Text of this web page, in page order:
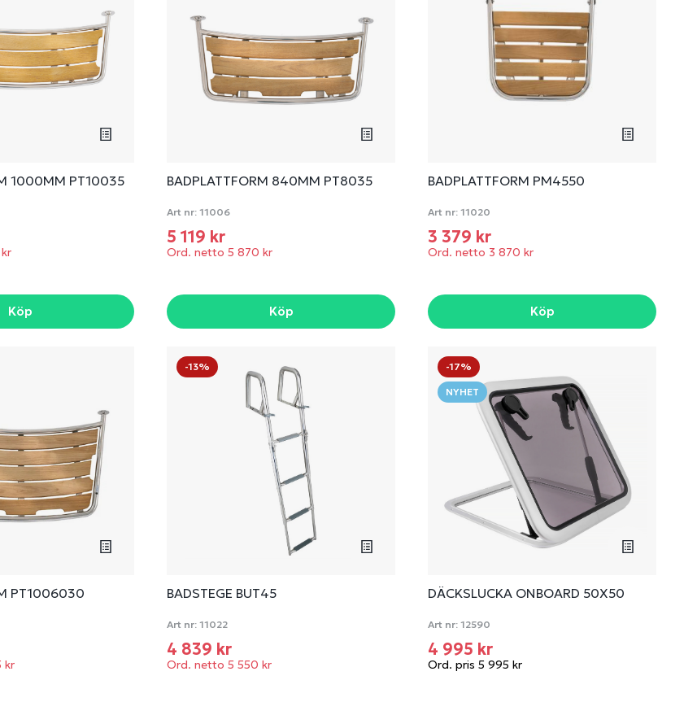
1000MM PT10035
Köp
BADPLATTFORM 840MM PT8035
Art nr: 11006
5 119 kr
Ord. netto 5 870 kr
Köp
BADPLATTFORM PM4550
Art nr: 11020
3 379 kr
Ord. netto 3 870 kr
Köp
PT1006030
kr
-13%
BADSTEGE BUT45
Art nr: 11022
4 839 kr
Ord. netto 5 550 kr
-17%
NYHET
DÄCKSLUCKA ONBOARD 50X50
Art nr: 12590
4 995 kr
Ord. pris 5 995 kr